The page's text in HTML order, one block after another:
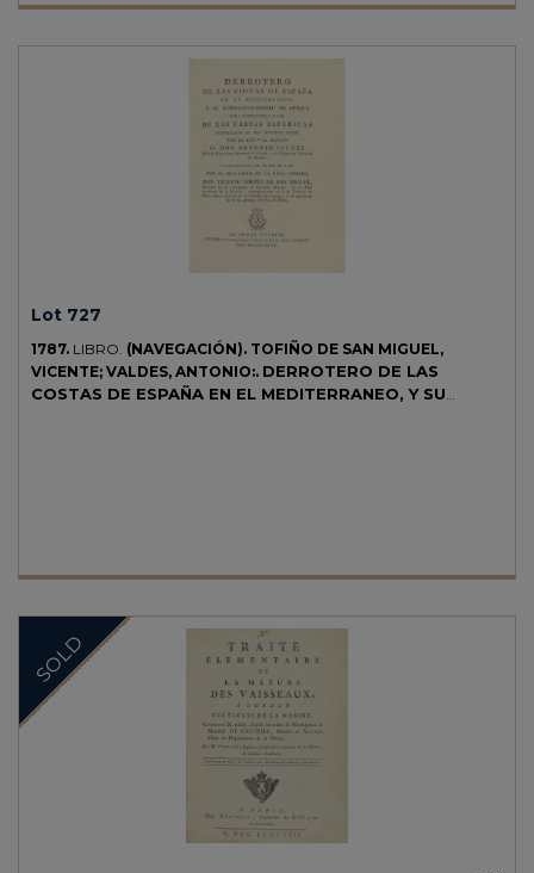
Lot 727
1787. LIBRO. (NAVEGACIÓN). TOFIÑO DE SAN MIGUEL,
VICENTE; VALDES, ANTONIO:. DERROTERO DE LAS
COSTAS DE ESPAÑA EN EL MEDITERRANEO, Y SU
SOLD